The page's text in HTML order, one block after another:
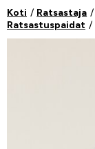
Koti Ratsastaja
Ratsastuspaidat